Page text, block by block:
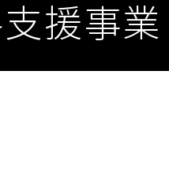
援事業